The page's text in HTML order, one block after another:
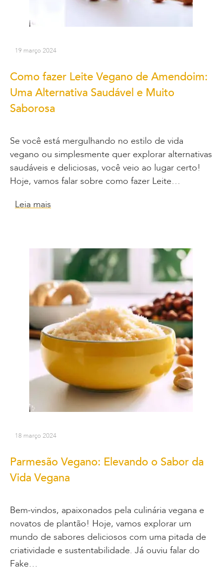
19 março 2024
Como fazer Leite Vegano de Amendoim:
Uma Alternativa Saudável e Muito
Saborosa
Se você está mergulhando no estilo de vida
vegano ou simplesmente quer explorar alternativas
saudáveis e deliciosas, você veio ao lugar certo!
Hoje, vamos falar sobre como fazer Leite…
Leia mais
18 março 2024
Parmesão Vegano: Elevando o Sabor da
Vida Vegana
Bem-vindos, apaixonados pela culinária vegana e
novatos de plantão! Hoje, vamos explorar um
mundo de sabores deliciosos com uma pitada de
criatividade e sustentabilidade. Já ouviu falar do
Fake…